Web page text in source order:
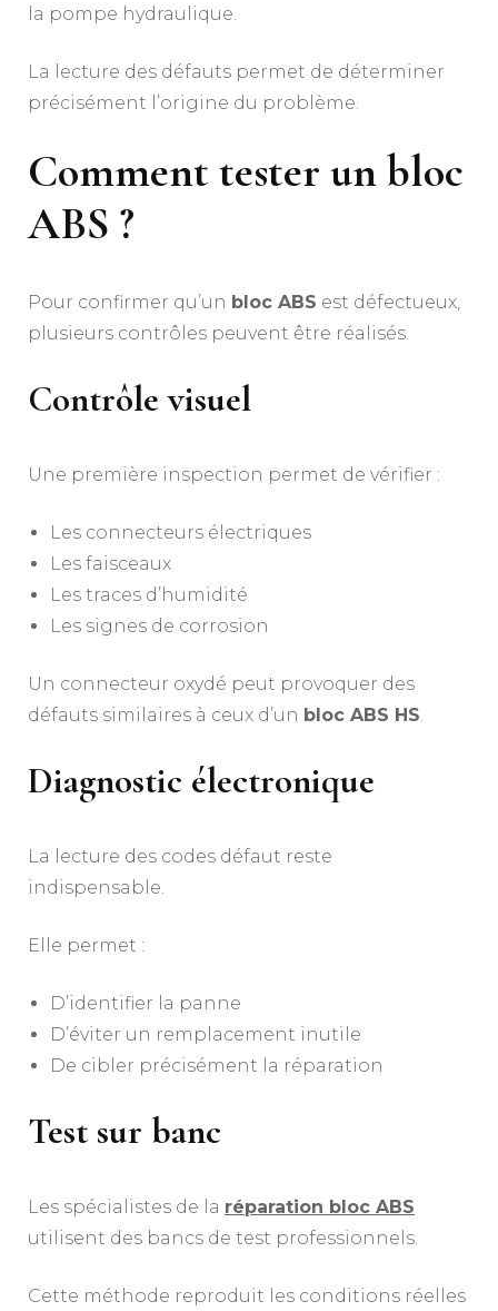
la pompe hydraulique.
La lecture des défauts permet de déterminer
précisément l’origine du problème.
Comment tester un bloc
ABS ?
Pour confirmer qu’un bloc ABS est défectueux,
plusieurs contrôles peuvent être réalisés.
Contrôle visuel
Une première inspection permet de vérifier :
Les connecteurs électriques
Les faisceaux
Les traces d’humidité
Les signes de corrosion
Un connecteur oxydé peut provoquer des
défauts similaires à ceux d’un bloc ABS HS.
Diagnostic électronique
La lecture des codes défaut reste
indispensable.
Elle permet :
D’identifier la panne
D’éviter un remplacement inutile
De cibler précisément la réparation
Test sur banc
Les spécialistes de la réparation bloc ABS
utilisent des bancs de test professionnels.
Cette méthode reproduit les conditions réelles